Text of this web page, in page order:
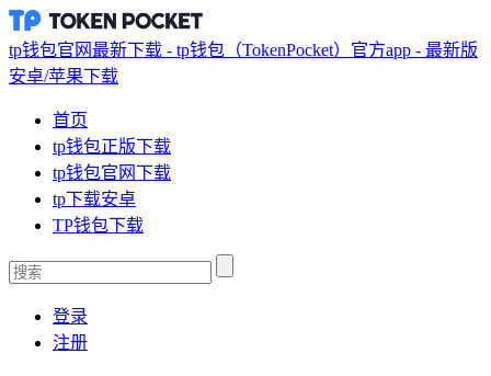
tp钱包官网最新下载 - tp钱包（TokenPocket）官方app - 最新版
安卓/苹果下载
首页
tp钱包正版下载
tp钱包官网下载
tp下载安卓
TP钱包下载
登录
注册